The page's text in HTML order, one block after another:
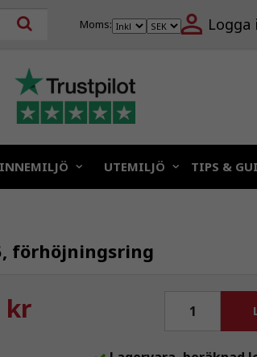
Moms: Logga
INNEMILJÖ UTEMILJÖ TIPS &
förhöjningsring
kr